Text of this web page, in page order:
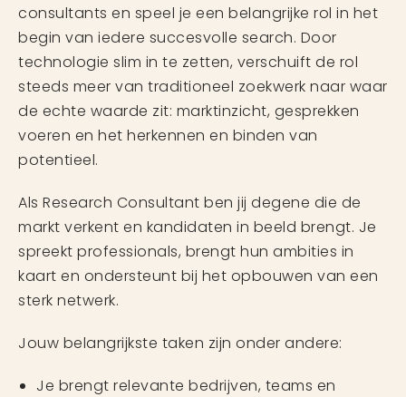
consultants en speel je een belangrijke rol in het
begin van iedere succesvolle search. Door
technologie slim in te zetten, verschuift de rol
steeds meer van traditioneel zoekwerk naar waar
de echte waarde zit: marktinzicht, gesprekken
voeren en het herkennen en binden van
potentieel.
Als Research Consultant ben jij degene die de
markt verkent en kandidaten in beeld brengt. Je
spreekt professionals, brengt hun ambities in
kaart en ondersteunt bij het opbouwen van een
sterk netwerk.
Jouw belangrijkste taken zijn onder andere:
Je brengt relevante bedrijven, teams en